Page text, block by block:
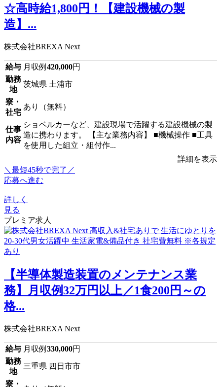
☆高時給1,800円！【建設機械の製
造】...
株式会社BREXA Next
給与 月収例 420,000円
勤務
地
茨城県 土浦市
寮・
社宅
あり（無料）
仕事
内容
ショベルカーなど、建設現場で活躍する建設機械の製
造に携わります。 【主な業務内容】 ■機械操作 ■工具
を使用した組立・組付作...
詳細を表示
＼最短45秒で完了／
応募へ進む
詳しく
見る
プレミア求人
【半導体製造装置のメンテナンス業
務】月収例32万円以上／1食200円～の
格...
株式会社BREXA Next
給与 月収例 330,000円
勤務
地
三重県 四日市市
寮・